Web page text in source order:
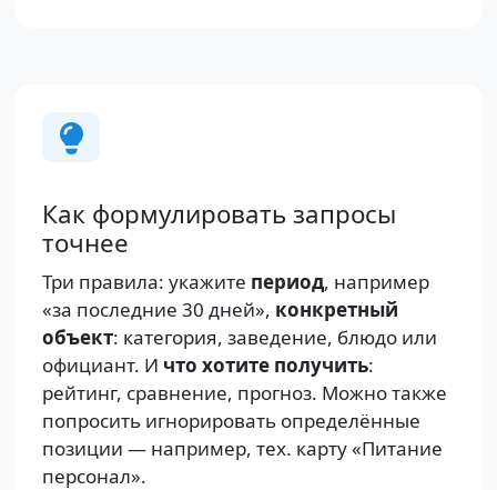
Как формулировать запросы
точнее
Три правила: укажите период, например
«за последние 30 дней», конкретный
объект: категория, заведение, блюдо или
официант. И что хотите получить:
рейтинг, сравнение, прогноз. Можно также
попросить игнорировать определённые
позиции — например, тех. карту «Питание
персонал».